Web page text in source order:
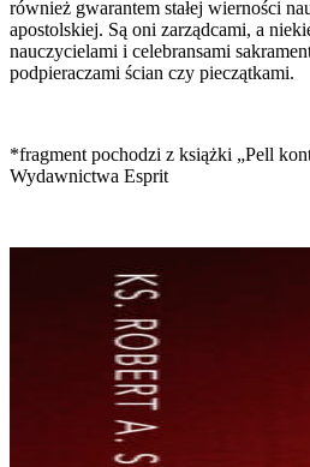
również gwarantem stałej wierności
apostolskiej. Są oni zarządcami, a
nauczycielami i celebransami
podpieraczami ścian czy pieczątkami.
*fragment pochodzi z książki „Pell
Wydawnictwa Esprit